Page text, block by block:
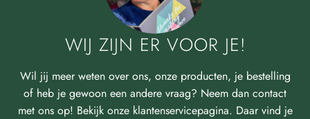
WIJ ZIJN ER VOOR JE!
Wil jij meer weten over ons, onze producten, je bestelling
of heb je gewoon een andere vraag? Neem dan contact
met ons op! Bekijk onze klantenservicepagina. Daar vind je